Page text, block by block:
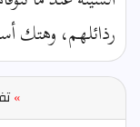
رذائلهم، وهتك
»